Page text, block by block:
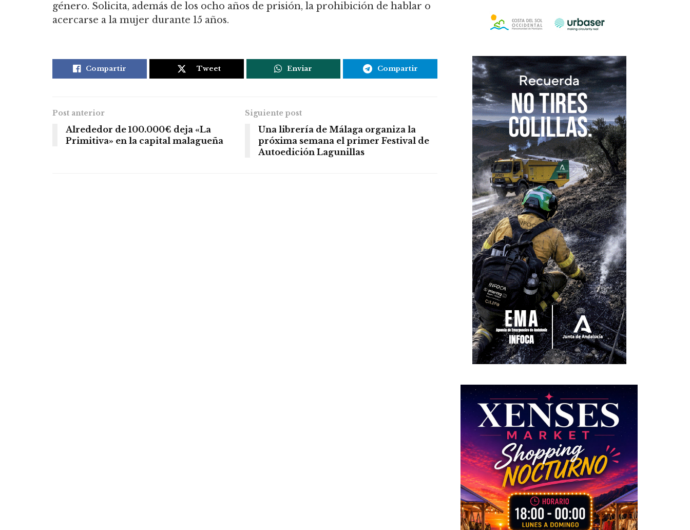
género. Solicita, además de los ocho años de prisión, la prohibición de hablar o
acercarse a la mujer durante 15 años.
Compartir Tweet Enviar Compartir
Post anterior
Alrededor de 100.000€ deja «La
Primitiva» en la capital malagueña
Siguiente post
Una librería de Málaga organiza la
próxima semana el primer Festival de
Autoedición Lagunillas